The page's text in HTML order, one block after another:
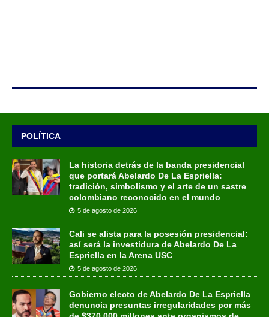
POLÍTICA
La historia detrás de la banda presidencial
que portará Abelardo De La Espriella:
tradición, simbolismo y el arte de un sastre
colombiano reconocido en el mundo
5 de agosto de 2026
Cali se alista para la posesión presidencial:
así será la investidura de Abelardo De La
Espriella en la Arena USC
5 de agosto de 2026
Gobierno electo de Abelardo De La Espriella
denuncia presuntas irregularidades por más